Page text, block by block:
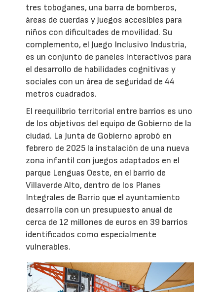
tres toboganes, una barra de bomberos,
áreas de cuerdas y juegos accesibles para
niños con dificultades de movilidad. Su
complemento, el Juego Inclusivo Industria,
es un conjunto de paneles interactivos para
el desarrollo de habilidades cognitivas y
sociales con un área de seguridad de 44
metros cuadrados.
El reequilibrio territorial entre barrios es uno
de los objetivos del equipo de Gobierno de la
ciudad. La Junta de Gobierno aprobó en
febrero de 2025 la instalación de una nueva
zona infantil con juegos adaptados en el
parque Lenguas Oeste, en el barrio de
Villaverde Alto, dentro de los Planes
Integrales de Barrio que el ayuntamiento
desarrolla con un presupuesto anual de
cerca de 12 millones de euros en 39 barrios
identificados como especialmente
vulnerables.